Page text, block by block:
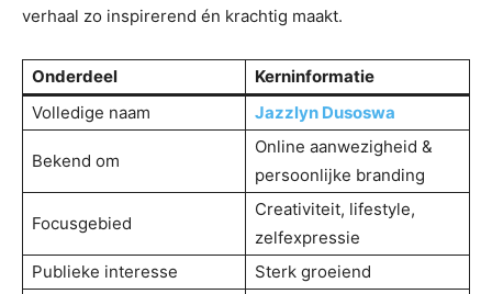
verhaal zo inspirerend én krachtig maakt.
Onderdeel
Kerninformatie
Volledige naam
Jazzlyn Dusoswa
Bekend om
Online aanwezigheid &
persoonlijke branding
Focusgebied
Creativiteit, lifestyle,
zelfexpressie
Publieke interesse
Sterk groeiend